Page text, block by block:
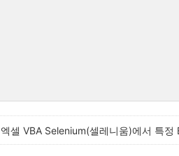
엑셀 VBA Selenium(셀레니움)에서 특